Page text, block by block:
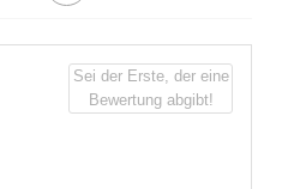
Sei der Erste, der eine
Bewertung abgibt!